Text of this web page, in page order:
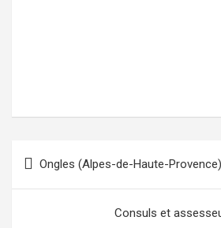
Navigation
de
Ongles (Alpes-de-Haute-Provence)
Consuls et